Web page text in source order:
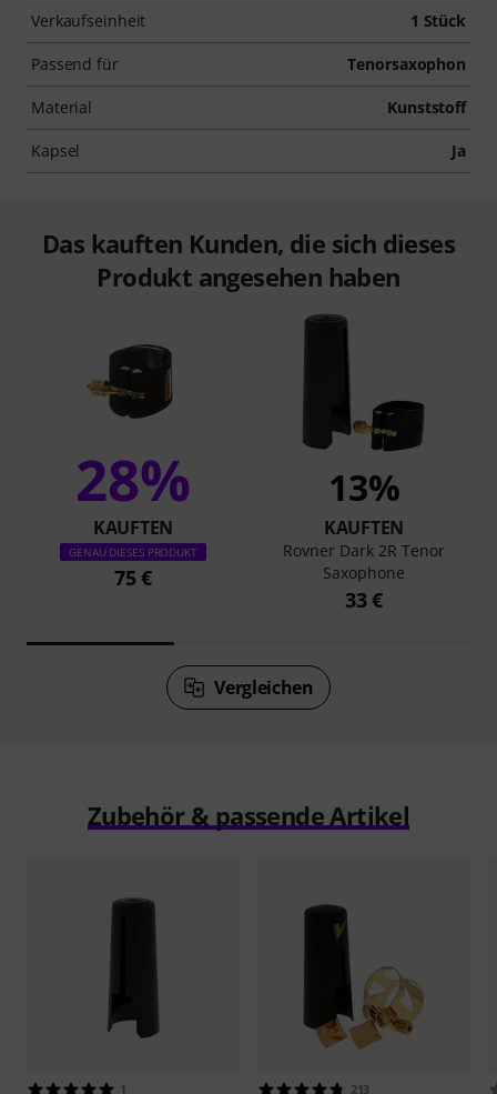
Verkaufseinheit 1 Stück
Passend für Tenorsaxophon
Material Kunststoff
Kapsel Ja
Das kauften Kunden, die sich dieses
Produkt angesehen haben
28%
KAUFTEN
GENAU DIESES PRODUKT
75 €
13%
KAUFTEN
Rovner Dark 2R Tenor
Saxophone
33 €
Vergleichen
Zubehör & passende Artikel
1 213